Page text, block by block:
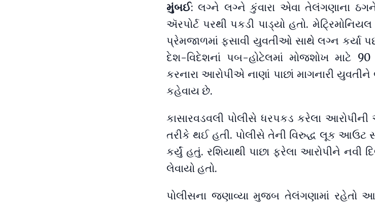
મુંબઈ: લગ્ને લગ્ને કુંવારા એવા તેલંગણાના
ઍરપોર્ટ પરથી પકડી પાડ્યો હતો.
પ્રેમજાળમાં ફસાવી યુવતીઓ સાથે લગ્ન કર્યા
દેશ-વિદેશનાં પબ-હોટેલમાં મોજશોખ માટે 90
કરનારા આરોપીએ નાણાં પાછાં માગનારી
કહેવાય છે.
કાસારવડવલી પોલીસે ધરપકડ કરેલા
તરીકે થઈ હતી. પોલીસે તેની વિરુદ્ધ લૂક
કર્યું હતું. રશિયાથી પાછા ફરેલા આરોપીને નવી
લેવાયો હતો.
પોલીસના જણાવ્યા મુજબ તેલંગણામાં રહેતો